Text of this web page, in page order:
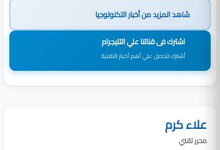
شاهد المزيد منأخبار التكنولوجيا
اشترك فى قناتنا علي التليجرام
أشترك لتحصل علي أهم أخبار التقنية
علاء كرم
محرر تقني